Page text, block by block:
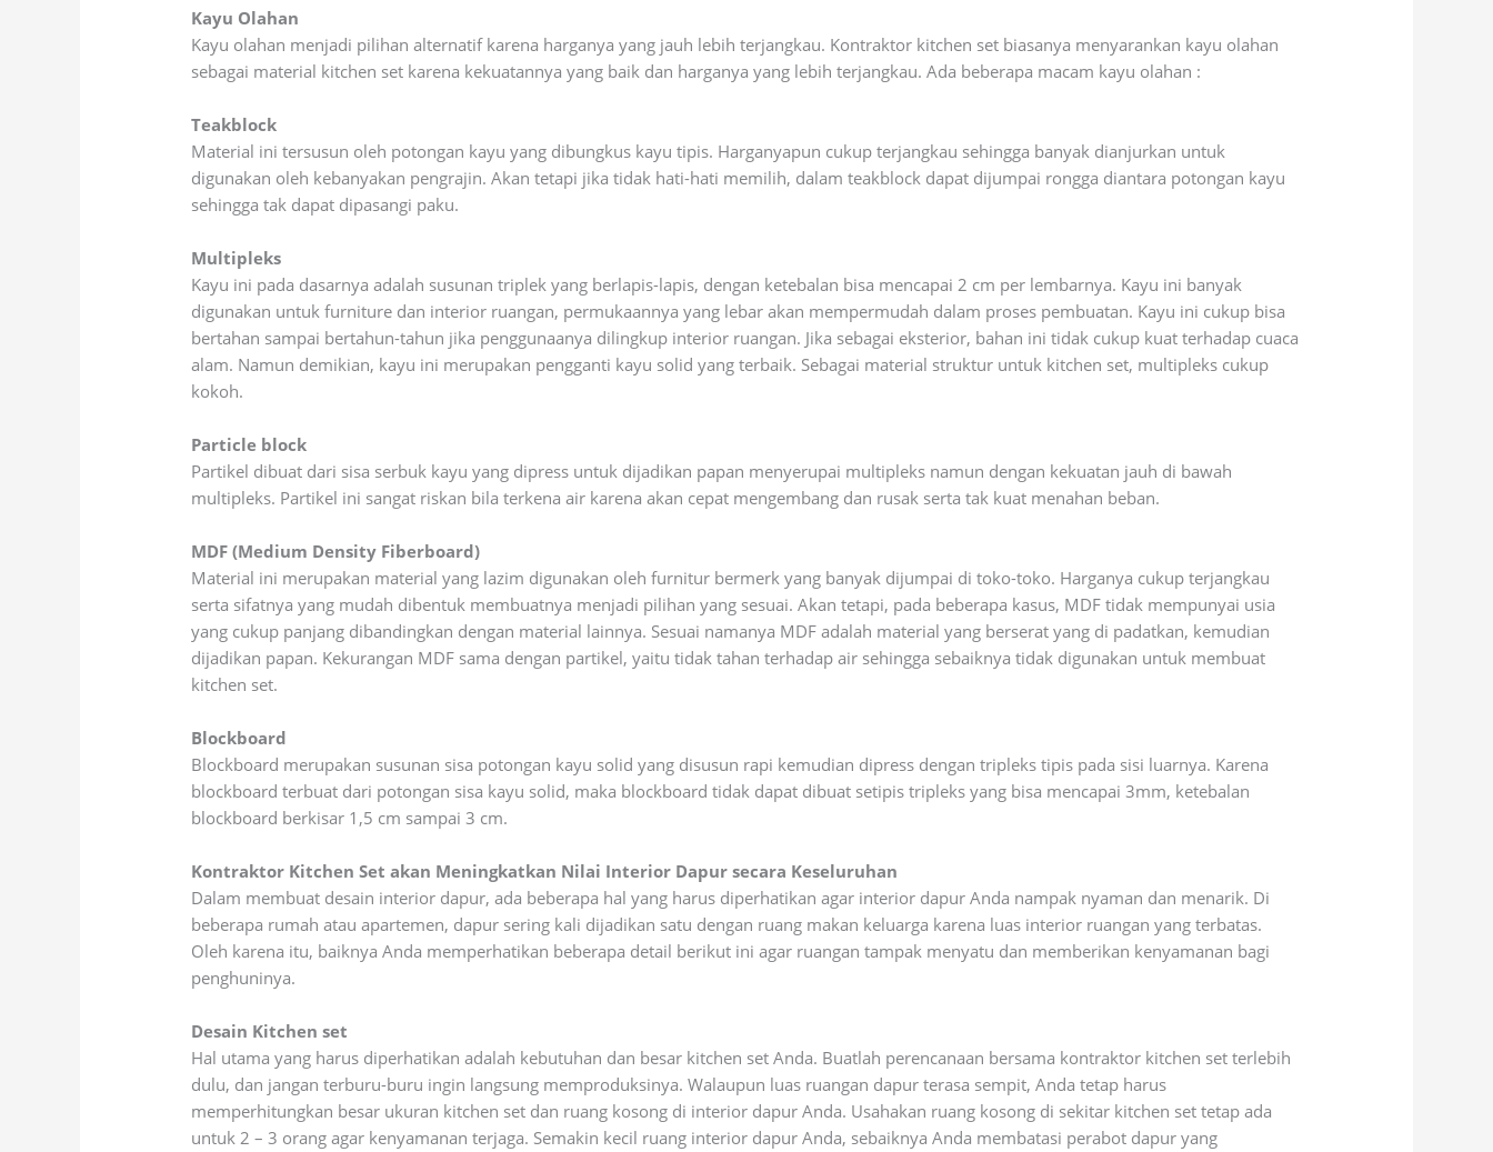
Kayu Olahan
Kayu olahan menjadi pilihan alternatif karena harganya yang jauh lebih terjangkau. Kontraktor kitchen set biasanya menyarankan kayu olahan
sebagai material kitchen set karena kekuatannya yang baik dan harganya yang lebih terjangkau. Ada beberapa macam kayu olahan :
Teakblock
Material ini tersusun oleh potongan kayu yang dibungkus kayu tipis. Harganyapun cukup terjangkau sehingga banyak dianjurkan untuk
digunakan oleh kebanyakan pengrajin. Akan tetapi jika tidak hati-hati memilih, dalam teakblock dapat dijumpai rongga diantara potongan kayu
sehingga tak dapat dipasangi paku.
Multipleks
Kayu ini pada dasarnya adalah susunan triplek yang berlapis-lapis, dengan ketebalan bisa mencapai 2 cm per lembarnya. Kayu ini banyak
digunakan untuk furniture dan interior ruangan, permukaannya yang lebar akan mempermudah dalam proses pembuatan. Kayu ini cukup bisa
bertahan sampai bertahun-tahun jika penggunaanya dilingkup interior ruangan. Jika sebagai eksterior, bahan ini tidak cukup kuat terhadap cuaca
alam. Namun demikian, kayu ini merupakan pengganti kayu solid yang terbaik. Sebagai material struktur untuk kitchen set, multipleks cukup
kokoh.
Particle block
Partikel dibuat dari sisa serbuk kayu yang dipress untuk dijadikan papan menyerupai multipleks namun dengan kekuatan jauh di bawah
multipleks. Partikel ini sangat riskan bila terkena air karena akan cepat mengembang dan rusak serta tak kuat menahan beban.
MDF (Medium Density Fiberboard)
Material ini merupakan material yang lazim digunakan oleh furnitur bermerk yang banyak dijumpai di toko-toko. Harganya cukup terjangkau
serta sifatnya yang mudah dibentuk membuatnya menjadi pilihan yang sesuai. Akan tetapi, pada beberapa kasus, MDF tidak mempunyai usia
yang cukup panjang dibandingkan dengan material lainnya. Sesuai namanya MDF adalah material yang berserat yang di padatkan, kemudian
dijadikan papan. Kekurangan MDF sama dengan partikel, yaitu tidak tahan terhadap air sehingga sebaiknya tidak digunakan untuk membuat
kitchen set.
Blockboard
Blockboard merupakan susunan sisa potongan kayu solid yang disusun rapi kemudian dipress dengan tripleks tipis pada sisi luarnya. Karena
blockboard terbuat dari potongan sisa kayu solid, maka blockboard tidak dapat dibuat setipis tripleks yang bisa mencapai 3mm, ketebalan
blockboard berkisar 1,5 cm sampai 3 cm.
Kontraktor Kitchen Set akan Meningkatkan Nilai Interior Dapur secara Keseluruhan
Dalam membuat desain interior dapur, ada beberapa hal yang harus diperhatikan agar interior dapur Anda nampak nyaman dan menarik. Di
beberapa rumah atau apartemen, dapur sering kali dijadikan satu dengan ruang makan keluarga karena luas interior ruangan yang terbatas.
Oleh karena itu, baiknya Anda memperhatikan beberapa detail berikut ini agar ruangan tampak menyatu dan memberikan kenyamanan bagi
penghuninya.
Desain Kitchen set
Hal utama yang harus diperhatikan adalah kebutuhan dan besar kitchen set Anda. Buatlah perencanaan bersama kontraktor kitchen set terlebih
dulu, dan jangan terburu-buru ingin langsung memproduksinya. Walaupun luas ruangan dapur terasa sempit, Anda tetap harus
memperhitungkan besar ukuran kitchen set dan ruang kosong di interior dapur Anda. Usahakan ruang kosong di sekitar kitchen set tetap ada
untuk 2 – 3 orang agar kenyamanan terjaga. Semakin kecil ruang interior dapur Anda, sebaiknya Anda membatasi perabot dapur yang